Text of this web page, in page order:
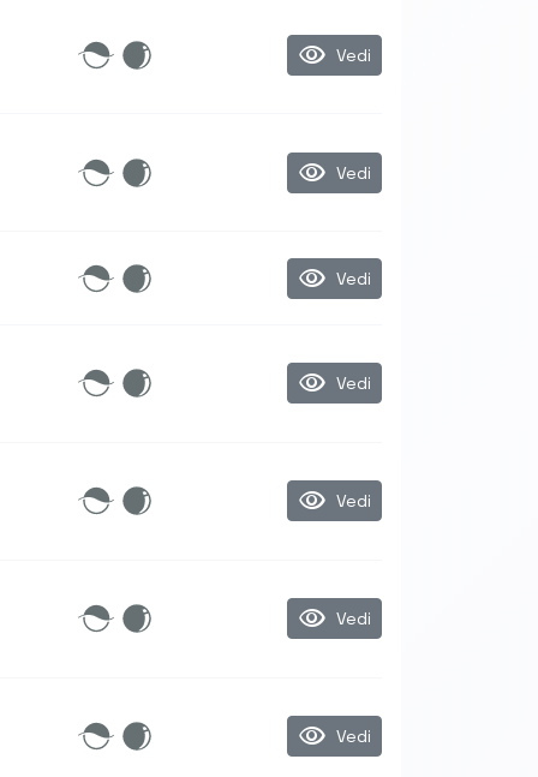
visibility Vedi
visibility Vedi
visibility Vedi
visibility Vedi
visibility Vedi
visibility Vedi
visibility Vedi